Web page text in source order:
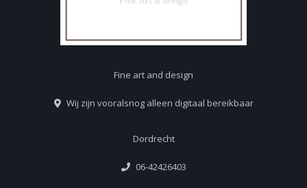
Fine art and design
Wij zijn vooralsnog alleen digitaal bereikbaar
Dordrecht
06-42426403